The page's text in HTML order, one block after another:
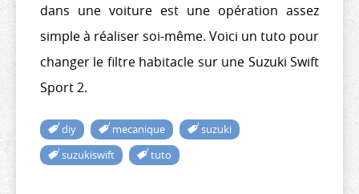
dans une voiture est une opération assez
simple à réaliser soi-même. Voici un tuto pour
changer le filtre habitacle sur une Suzuki Swift
Sport 2.
diy mecanique
suzuki
suzukiswift
tuto